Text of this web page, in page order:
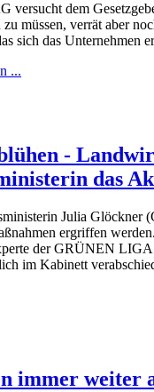
versucht dem
zu müssen, verrät aber
sich das Unternehmen
...
-
das
Julia Glöckner
ergriffen
der GRÜNEN
im Kabinett
immer weiter